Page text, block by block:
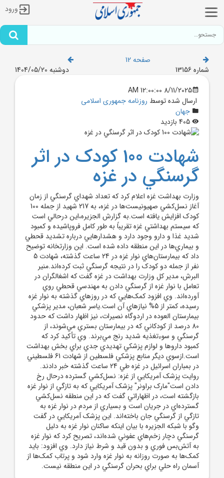
ورود
صفحه 12
شماره 13156
دوشنبه 1404/05/20
8/11/2025 12:00:00 AM
ارسال شده توسط روزنامه جمهوری اسلامی
جهان
شهادت 100 کودک در اثر
گرسنگي در غزه
وزارت بهداشت غزه اعلام کرد که تعداد شهداي گرسنگي از زمان
آغاز نسل‌کشي صهيونيست‌ها در غزه، به 217 شهيد از جمله 100
کودک افزايش يافته است.به گزارش الجزيره،اين درحالي است
که سيستم بهداشتي غزه تقريباً به طور کامل فروپاشيده و کمبود
شديد غذا و دارو وجود دارد و هشدارهايي درباره تشديد قحطي
و بيماري‌ها در اين منطقه داده شده است. اين وزارتخانه توضيح
داد که بيمارستان‌هاي نوار غزه در 24 ساعت گذشته، شهادت 5
نفر از جمله دو کودک را در نتيجه گرسنگي ثبت کرده‌اند.منير
البرش، مدير کل وزارت بهداشت در غزه گفت که اشغالگران در
تعامل با نوار غزه از گرسنگي دادن به مهندسي قحطي روي
آورده‌اند. وي افزود کمک‌هايي که در روزهاي گذشته به نوار غزه
رسيده، کمتر از 5% نيازهاي آن است.ياسر شعبان، مدير پزشکي
بيمارستان العوده در اردوگاه نصيرات، نيز اظهار داشت که حدود
80 درصد از کودکاني که در بيمارستان بستري مي‌شوند، از
گرسنگي و سوءتغذيه شديد رنج مي‌برند. وي تأکيد کرد که
کمبود داروها و لوازم پزشکي تهديدي جدي براي بخش بهداشت
است.ازسوي ديگر منابع پزشکي فلسطين از شهادت 61 فلسطيني
در بمباران اسرائيل در غزه طي 24 ساعت گذشته خبر دادند.
روايت پزشک آمريکايي از غزه: نسل‌کشي گسترده درحال رخ
دادن است"مارک براونر" پزشک آمريکايي که به تازگي از نوار غزه
بازگشته است، در اظهاراتي گفت که در اين منطقه نسل‌کشي
گسترده‌اي در جريان است و بسياري از مردم در نوار غزه به
تازگي از گرسنگي جان باخته‌اند. اين پزشک آمريکايي در گفت
وگو با شبکه الجزيره با بيان اينکه ساکنان نوار غزه به دليل
گرسنگي دچار زخم‌هاي عفوني شده‌اند، تصريح کرد که نوار غزه
به آتش‌بس فوري و بدون قيد و شرط نياز دارد. وي افزود: بايد
کمک‌ها به صورت روزانه به نوار غزه وارد شود و پرتاب کمک‌ها از
آسمان راه‌ حلي براي بحران گرسنگي در اين منطقه نيست.